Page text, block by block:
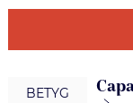
BETYG